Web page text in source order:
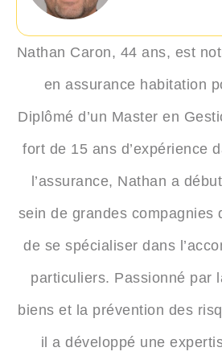
Nathan Caron, 44 ans, est
en assurance habitation
Diplômé d’un Master en
fort de 15 ans d’expérience
l’assurance, Nathan a
sein de grandes compagnies
de se spécialiser dans
particuliers. Passionné par
biens et la prévention des
il a développé une